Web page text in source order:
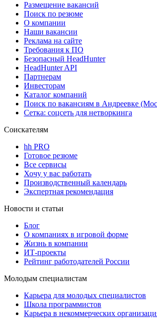
Размещение вакансий
Поиск по резюме
О компании
Наши вакансии
Реклама на сайте
Требования к ПО
Безопасный HeadHunter
HeadHunter API
Партнерам
Инвесторам
Каталог компаний
Поиск по вакансиям в Андреевке
Сетка: соцсеть для нетворкинга
Соискателям
hh PRO
Готовое резюме
Все сервисы
Хочу у вас работать
Производственный календарь
Экспертная рекомендация
Новости и статьи
Блог
О компаниях в игровой форме
Жизнь в компании
ИТ-проекты
Рейтинг работодателей России
Молодым специалистам
Карьера для молодых специалистов
Школа программистов
Карьера в некоммерческих